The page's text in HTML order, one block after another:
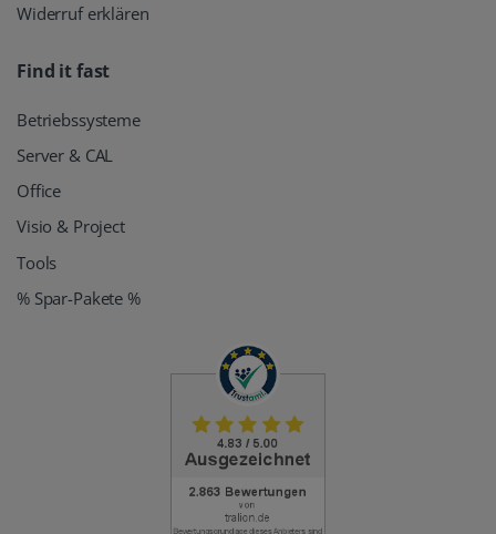
Widerruf erklären
Find it fast
Betriebssysteme
Server & CAL
Office
Visio & Project
Tools
% Spar-Pakete %